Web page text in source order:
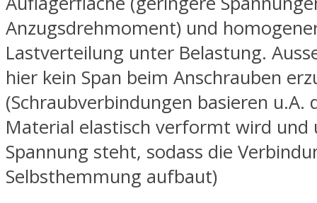
Anzugsdrehmoment) und
Lastverteilung unter Belastung.
hier kein Span beim Anschrauben
(Schraubverbindungen basieren u.A.
Material elastisch verformt wird und
Spannung steht, sodass die
Selbsthemmung aufbaut)